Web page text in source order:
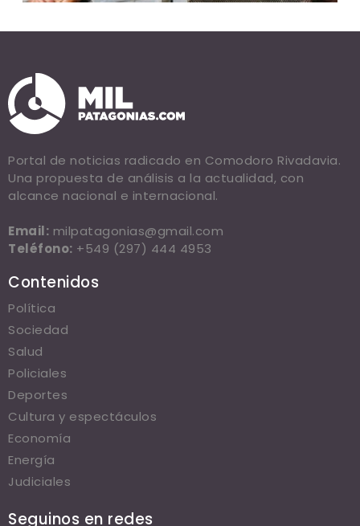
Portal de noticias radicado en Comodoro Rivadavia.
Una propuesta de análisis a la actualidad, con
alcance nacional e internacional.
Email: milpatagonias@gmail.com
Teléfono: +549 (297) 444 4953
Contenidos
Política
Sociedad
Salud
Policiales
Deportes
Cultura y espectáculos
Economía
Energía
Judiciales
Seguinos en redes